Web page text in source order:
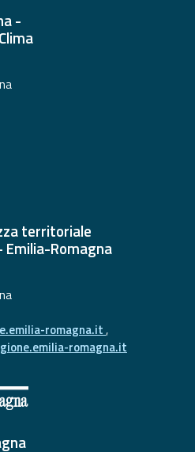
-
territoriale
Emilia-Romagna
romagna.it,
romagna.it